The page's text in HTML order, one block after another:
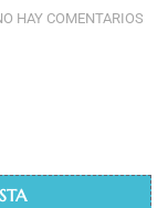
HAY COMENTARIOS